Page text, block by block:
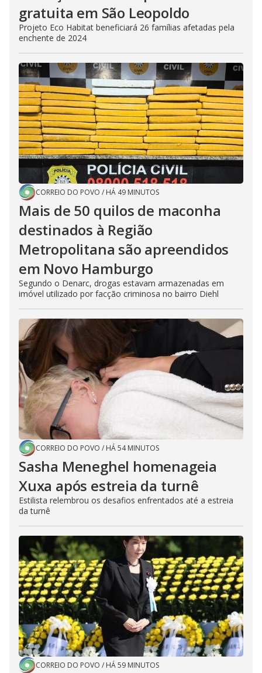
gratuita em São Leopoldo
Projeto Eco Habitat beneficiará 26 famílias afetadas pela
enchente de 2024
CORREIO DO POVO / HÁ 49 MINUTOS
Mais de 50 quilos de maconha
destinados à Região
Metropolitana são apreendidos
em Novo Hamburgo
Segundo o Denarc, drogas estavam armazenadas em
imóvel utilizado por facção criminosa no bairro Diehl
CORREIO DO POVO / HÁ 54 MINUTOS
Sasha Meneghel homenageia
Xuxa após estreia da turnê
Estilista relembrou os desafios enfrentados até a estreia
da turnê
CORREIO DO POVO / HÁ 59 MINUTOS